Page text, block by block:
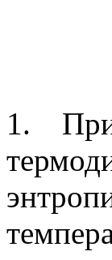
1. При